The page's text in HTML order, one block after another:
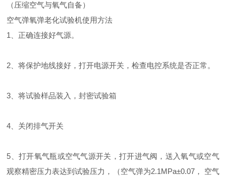
（压缩空气与氧气自备）
空气弹氧弹老化试验机使用方法
1、正确连接好气源。
2、将保护地线接好，打开电源开关，检查电控系统是否正常。
3、将试验样品装入，封密试验箱
4、关闭排气开关
5、打开氧气瓶或空气气源开关，打开进气阀，送入氧气或空气
观察精密压力表达到试验压力，（空气弹为2.1MPa±0.07， 空气